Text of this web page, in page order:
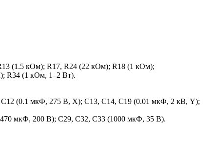
(1.5 кОм); R17, R24 (22 кОм); R18 (1 кОм);
R34 (1 кОм, 1–2 Вт).
(0.1 мкФ, 275 В, X); C13, C14, C19 (0.01 мкФ, 2 кВ, Y);
мкФ, 200 В); C29, C32, C33 (1000 мкФ, 35 В).